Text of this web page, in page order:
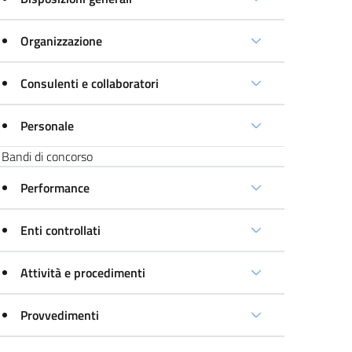
Organizzazione
Consulenti e collaboratori
Personale
Bandi di concorso
Performance
Enti controllati
Attività e procedimenti
Provvedimenti